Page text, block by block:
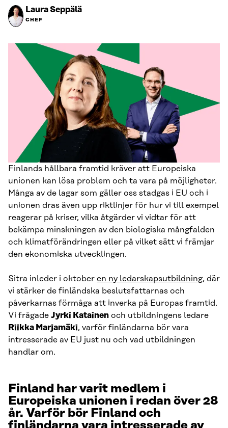
Laura Seppälä
CHEF
Finlands hållbara framtid kräver att Europeiska
unionen kan lösa problem och ta vara på möjligheter.
Många av de lagar som gäller oss stadgas i EU och i
unionen dras även upp riktlinjer för hur vi till exempel
reagerar på kriser, vilka åtgärder vi vidtar för att
bekämpa minskningen av den biologiska mångfalden
och klimatförändringen eller på vilket sätt vi främjar
den ekonomiska utvecklingen.
Sitra inleder i oktober en ny ledarskapsutbildning, där
vi stärker de finländska beslutsfattarnas och
påverkarnas förmåga att inverka på Europas framtid.
Vi frågade Jyrki Katainen och utbildningens ledare
Riikka Marjamäki, varför finländarna bör vara
intresserade av EU just nu och vad utbildningen
handlar om.
Finland har varit medlem i
Europeiska unionen i redan över 28
år. Varför bör Finland och